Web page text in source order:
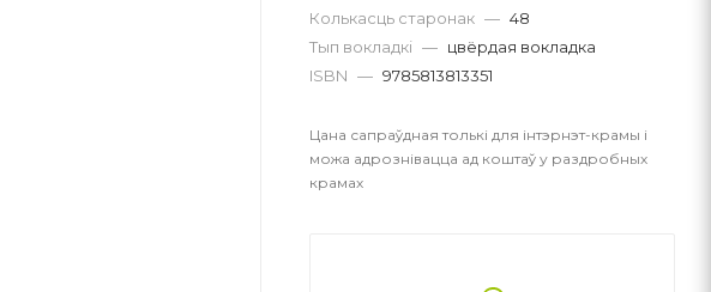
Колькасць старонак — 48
Тып вокладкі — цвёрдая вокладка
ISBN — 9785813813351
Цана сапраўдная толькі для інтэрнэт-крамы і
можа адрознівацца ад коштаў у раздробных
крамах